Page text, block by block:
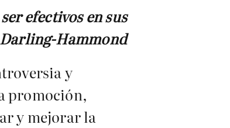
efectivos en sus
Hammond
y
promoción,
y mejorar la